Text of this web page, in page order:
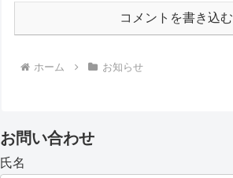
コメントを書き込む
ホーム お知らせ
お問い合わせ
氏名